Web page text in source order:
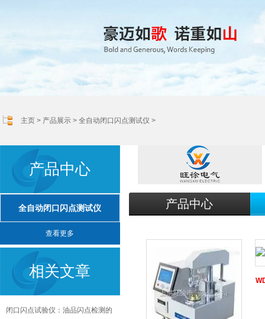
主页 > 产品展示 > 全自动闭口闪点测试仪 >
产品中心
全自动闭口闪点测试仪
查看更多
相关文章
闭口闪点试验仪：油品闪点检测的
产品中心